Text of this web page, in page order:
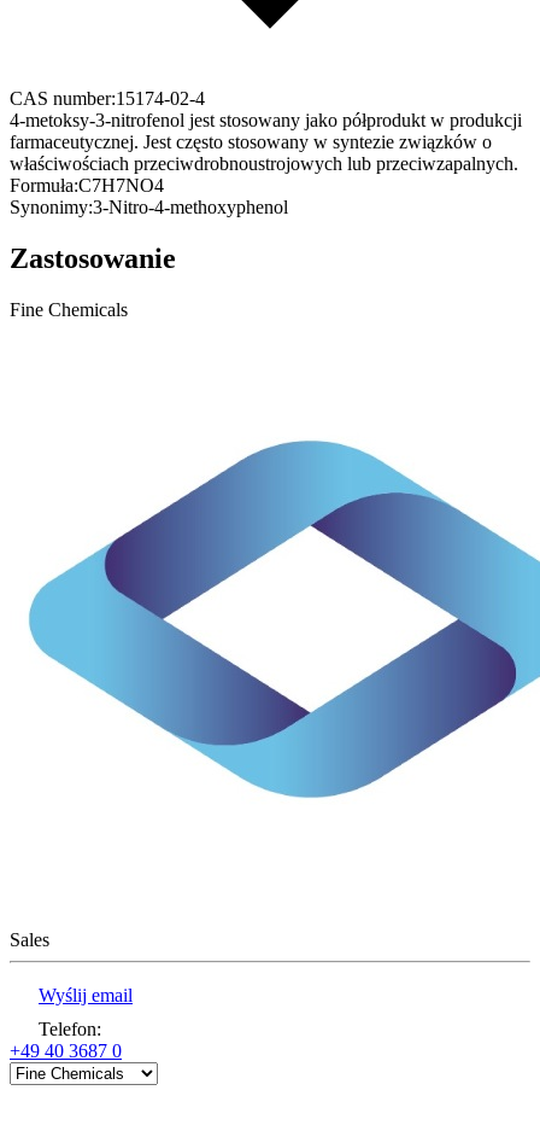
CAS number:15174-02-4
4-metoksy-3-nitrofenol jest stosowany jako półprodukt w produkcji
farmaceutycznej. Jest często stosowany w syntezie związków o
właściwościach przeciwdrobnoustrojowych lub przeciwzapalnych.
Formuła:C7H7NO4
Synonimy:3-Nitro-4-methoxyphenol
Zastosowanie
Fine Chemicals
Sales
Wyślij email
Telefon:
+49 40 3687 0